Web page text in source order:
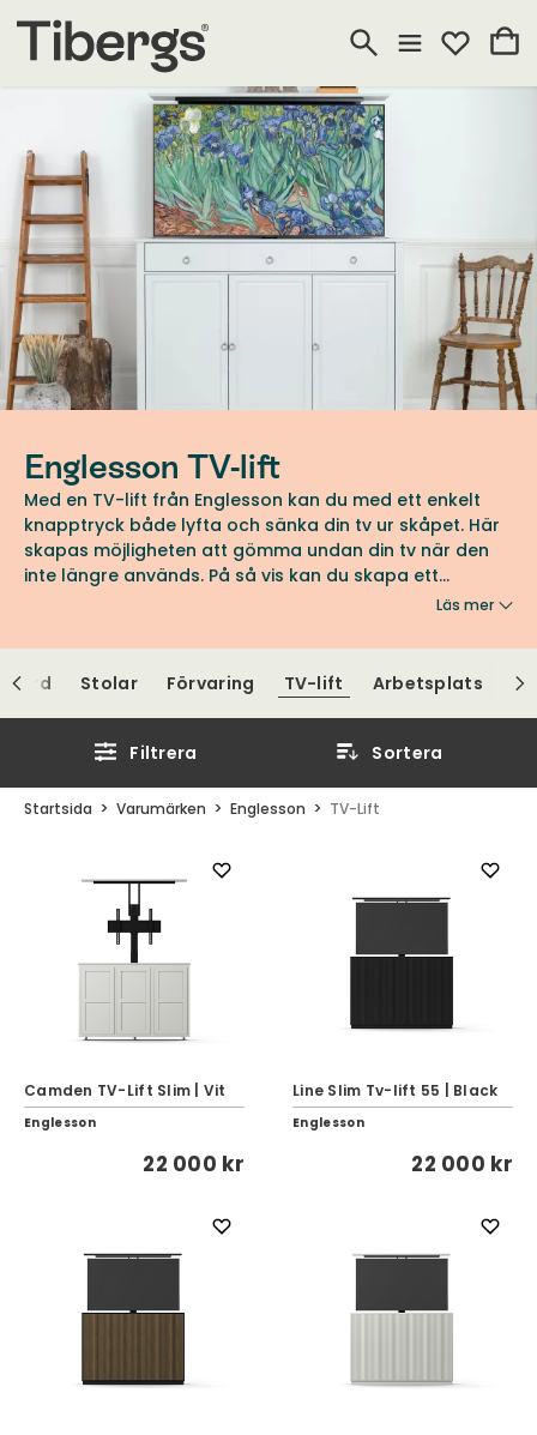
Englesson TV-lift
Med en TV-lift från Englesson kan du med ett enkelt
knapptryck både lyfta och sänka din tv ur skåpet. Här
skapas möjligheten att gömma undan din tv när den
inte längre används. På så vis kan du skapa ett
ombonat vardagsrum som inte behöver kretsa runt
två olika storlekar, flera olika modeller.
Läs mer
Bord Stolar Förvaring TV-lift Arbetsplats
Filtrera Sortera
Startsida Varumärken Englesson TV-Lift
Camden TV-Lift Slim | Vit
Englesson
22 000 kr
Line Slim Tv-lift 55 | Black
Englesson
22 000 kr